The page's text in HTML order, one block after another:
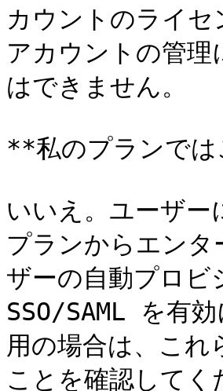
カウントのライ
アカウントの管
はできません。
**私のプランで
いいえ。ユーザー
プランからエン
ザーの自動プロビ
SSO/SAML を有
用の場合は、こ
ことを確認してく